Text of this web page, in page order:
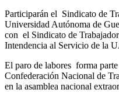
Participarán el Sindicato de
Universidad Autónoma de
con el Sindicato de
Intendencia al Servicio de la
El paro de labores forma
Confederación Nacional de
en la asamblea nacional